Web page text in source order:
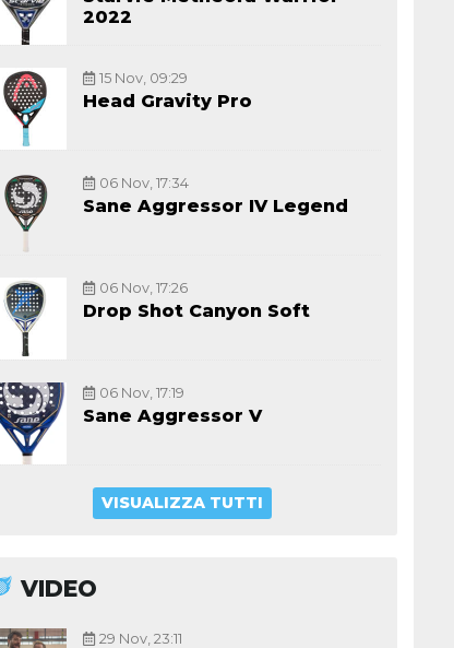
2022
15 Nov, 09:29
Head Gravity Pro
06 Nov, 17:34
Sane Aggressor IV Legend
06 Nov, 17:26
Drop Shot Canyon Soft
06 Nov, 17:19
Sane Aggressor V
VISUALIZZA TUTTI
VIDEO
29 Nov, 23:11